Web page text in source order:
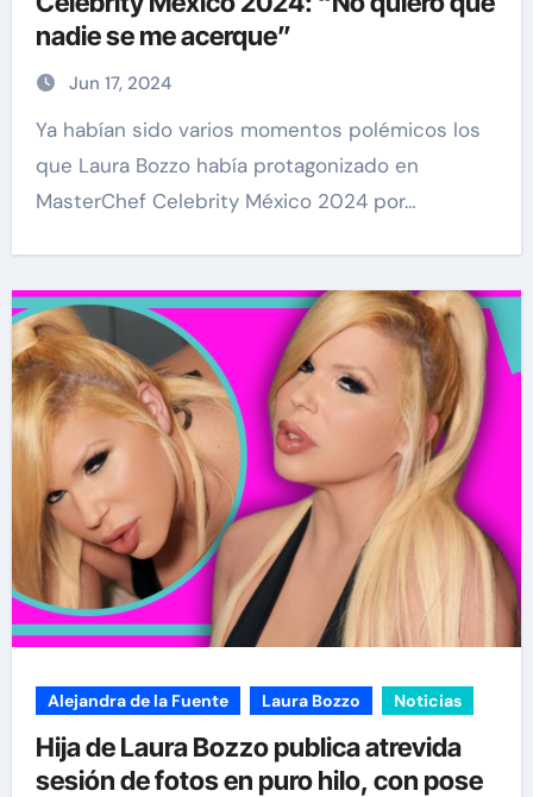
nadie se me acerque”
Jun 17, 2024
Ya habían sido varios momentos polémicos los
que Laura Bozzo había protagonizado en
MasterChef Celebrity México 2024 por…
Alejandra de la Fuente Laura Bozzo Noticias
Hija de Laura Bozzo publica atrevida
sesión de fotos en puro hilo, con pose